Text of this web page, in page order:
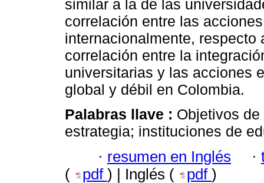
similar a la de las
correlación entre las
internacionalmente, respecto
correlación entre la
universitarias y las acciones
global y débil en Colombia.
Palabras llave : Objetivos
estrategia; instituciones de
· resumen en Inglés ·
(
pdf ) | Inglés ( pdf )